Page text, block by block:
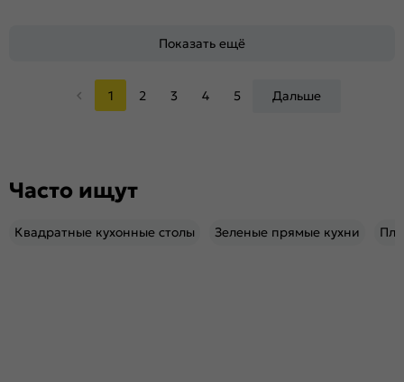
Показать ещё
1 2 3 4 5 Дальше
Часто ищут
Квадратные кухонные столы Зеленые прямые кухни